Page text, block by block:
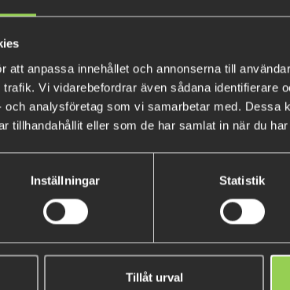
att anpassa innehållet och annonserna till
Vi vidarebefordrar även sådana identifierare
analysföretag som vi samarbetar med. Dessa
tillhandahållit eller som de har samlat in när du
Inställningar Statistik
Tillåt urval
Designed for Neko
weedless version
offset point for better
Weedguard
BESTSELLERS